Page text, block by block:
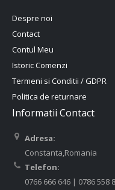
Despre noi
Contact
Contul Meu
Istoric Comenzi
Termeni si Conditii / GDPR
Politica de returnare
Informatii Contact
Adresa:
Constanta,Romania
Telefon:
0766 666 646 | 0786 558